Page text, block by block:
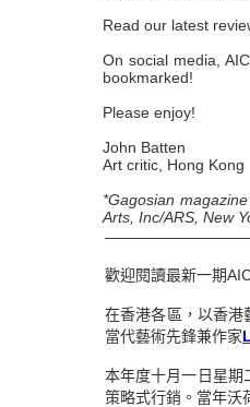
Read our latest
On social media,
bookmarked!
Please enjoy!
John Batten
Art critic, Hong Kong
*Gagosian
Arts, Inc/ARS, New
歡迎閱讀最新一期
在香港各區，以香港
當代藝術先鋒兼作家
本年度十月一日星期
策略式行銷。當年